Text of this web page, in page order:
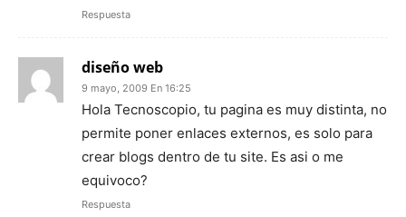
Respuesta
diseño web
9 mayo, 2009 En 16:25
Hola Tecnoscopio, tu pagina es muy distinta, no
permite poner enlaces externos, es solo para
crear blogs dentro de tu site. Es asi o me
equivoco?
Respuesta